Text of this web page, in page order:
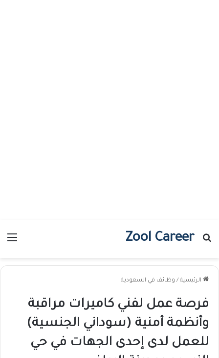
Zool Career
بحث عن
الرئيسية / وظائف في السعودية
فرصة عمل لفني كاميرات مراقبة
وأنظمة أمنية (سوداني الجنسية)
للعمل لدى إحدى الجهات في حي